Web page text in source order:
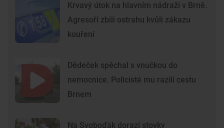
Krvavý útok na hlavním nádraží v Brně.
Agresoři zbili ostrahu kvůli zákazu
kouření
Dědeček spěchal s vnučkou do
nemocnice. Policisté mu razili cestu
Brnem
Na Svoboďák dorazí stovky